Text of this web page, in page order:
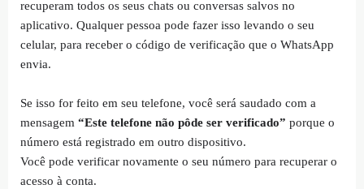
recuperam todos os seus chats ou conversas salvos no
aplicativo. Qualquer pessoa pode fazer isso levando o seu
celular, para receber o código de verificação que o WhatsApp
envia.
Se isso for feito em seu telefone, você será saudado com a
mensagem “Este telefone não pôde ser verificado” porque o
número está registrado em outro dispositivo.
Você pode verificar novamente o seu número para recuperar o
acesso à conta.